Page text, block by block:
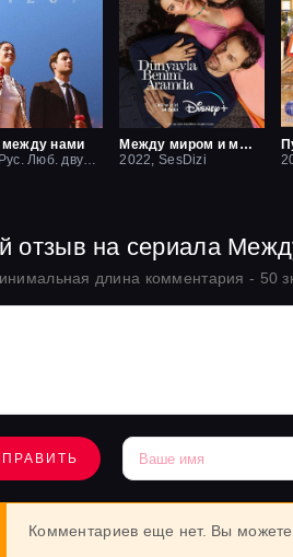
между нами
Между миром и мной
2022, SesDizi
отзыв на сериала
длина комментария - 50
Комментариев еще нет. Вы